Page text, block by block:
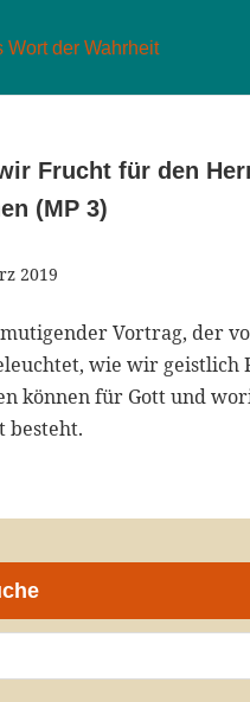
Frucht für den
(MP 3)
2019
Vortrag, der
wie wir geistlich
können für Gott und
besteht.